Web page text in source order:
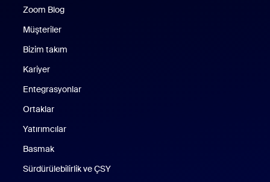
Zoom Blog
Müşteriler
Bizim takım
Kariyer
Entegrasyonlar
Ortaklar
Yatırımcılar
Basmak
Sürdürülebilirlik ve ÇSY